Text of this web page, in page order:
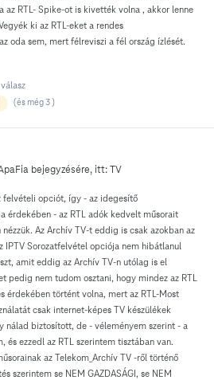
az RTL- Spike-ot is kivették volna , akkor lenne
ki az RTL-eket a rendes
oda sem, mert félreviszi a fél ország ízlését.
(és még 3 )
bejegyzésére, itt:TV
felvételi opciót, így - az idegesítő
érdekében - az RTL adók kedvelt műsorait
Az Archív TV-t eddig is csak azokban az
IPTV Sorozatfelvétel opciója nem hibátlanul
amit eddig az Archív TV-n utólag is el
pedig nem tudom osztani, hogy mindez az RTL
érdekében történt volna, mert az RTL-Most
csak internet-képes TV készülékek
nálad biztosított, de - véleményem szerint - a
és ezzedl az RTL szerintem tisztában van.
az Telekom_Archív TV -ről történő
szerintem se NEM GAZDASÁGI, se NEM